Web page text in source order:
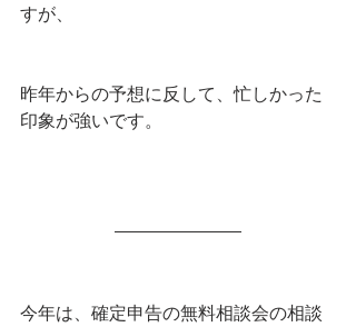
すが、
昨年からの予想に反して、忙しかった
印象が強いです。
今年は、確定申告の無料相談会の相談